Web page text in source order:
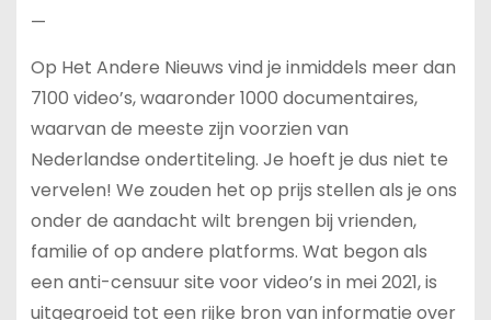
—
Op Het Andere Nieuws vind je inmiddels meer dan
7100 video’s, waaronder 1000 documentaires,
waarvan de meeste zijn voorzien van
Nederlandse ondertiteling. Je hoeft je dus niet te
vervelen! We zouden het op prijs stellen als je ons
onder de aandacht wilt brengen bij vrienden,
familie of op andere platforms. Wat begon als
een anti-censuur site voor video’s in mei 2021, is
uitgegroeid tot een rijke bron van informatie over